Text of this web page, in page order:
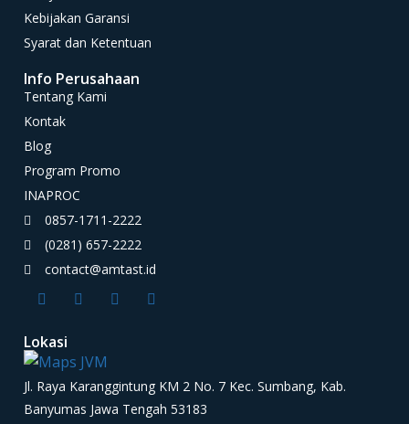
Kebijakan Garansi
Syarat dan Ketentuan
Info Perusahaan
Tentang Kami
Kontak
Blog
Program Promo
INAPROC
0857-1711-2222
(0281) 657-2222
contact@amtast.id
Lokasi
Jl. Raya Karanggintung KM 2 No. 7 Kec. Sumbang, Kab.
Banyumas Jawa Tengah 53183